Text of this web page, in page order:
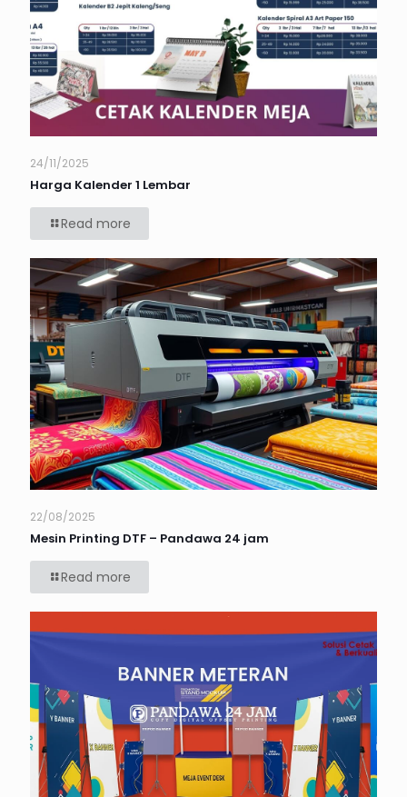
24/11/2025
Harga Kalender 1 Lembar
Read more
22/08/2025
Mesin Printing DTF – Pandawa 24 jam
Read more